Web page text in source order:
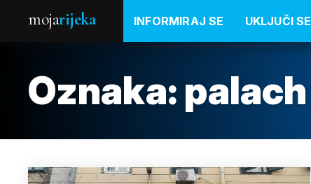
mojarijeka INFORMIRAJ SE UKLJUČI SE
Oznaka: palach